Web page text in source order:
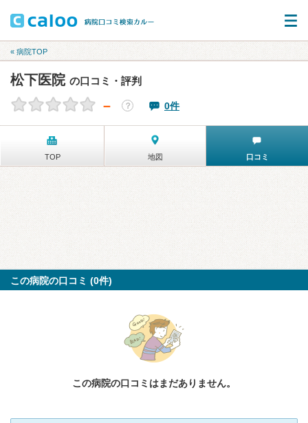
« 病院TOP
松下医院 の口コミ・評判
－ ？ 0件
TOP 地図 口コミ
この病院の口コミ (0件)
この病院の口コミはまだありません。